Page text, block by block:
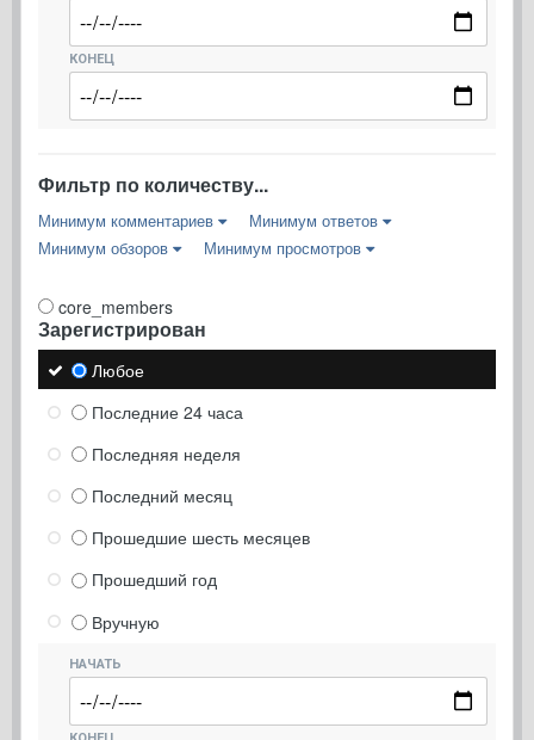
КОНЕЦ
Фильтр по количеству...
Минимум комментариев
Минимум ответов
Минимум обзоров
Минимум просмотров
core_members
Зарегистрирован
Любое
Последние 24 часа
Последняя неделя
Последний месяц
Прошедшие шесть месяцев
Прошедший год
Вручную
НАЧАТЬ